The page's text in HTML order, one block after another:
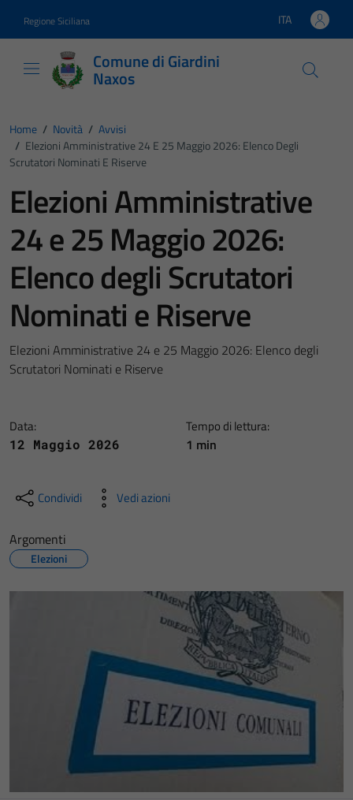
Regione Siciliana Lingua attiva:
ITA
Comune di Giardini
Naxos
Home / Novità / Avvisi
/ Elezioni Amministrative 24 E 25 Maggio 2026: Elenco Degli
Scrutatori Nominati E Riserve
Elezioni Amministrative
24 e 25 Maggio 2026:
Elenco degli Scrutatori
Nominati e Riserve
Elezioni Amministrative 24 e 25 Maggio 2026: Elenco degli
Scrutatori Nominati e Riserve
Data:
12 Maggio 2026
Tempo di lettura:
1 min
Condividi Vedi azioni
Argomenti
Elezioni